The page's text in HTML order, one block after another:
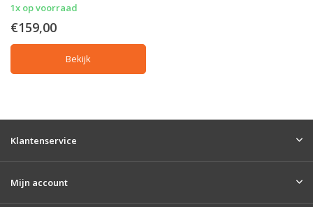
1x op voorraad
€159,00
Bekijk
Klantenservice
Mijn account